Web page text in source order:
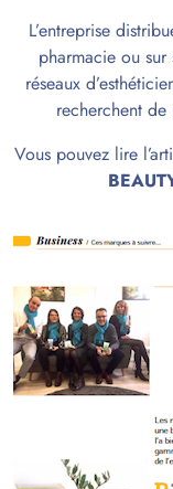
L’entreprise
pharmacie ou sur
réseaux
recherchent
Vous pouvez lire